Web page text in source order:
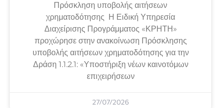
Πρόσκληση υποβολής αιτήσεων
χρηματοδότησης Η Ειδική Υπηρεσία
Διαχείρισης Προγράμματος «ΚΡΗΤΗ»
προχώρησε στην ανακοίνωση Πρόσκλησης
υποβολής αιτήσεων χρηματοδότησης για την
Δράση 1.1.2.1: «Υποστήριξη νέων καινοτόμων
επιχειρήσεων
27/07/2026